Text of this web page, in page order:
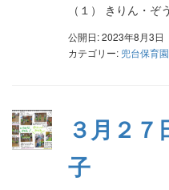
（１） きりん・
公開日: 2023年8月3日
カテゴリー: 兜台保育
３月２
子